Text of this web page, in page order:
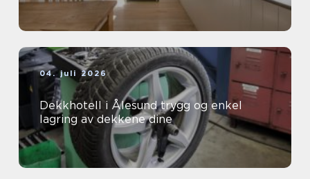
04. juli 2026
Dekkhotell i Ålesund trygg og enkel
lagring av dekkene dine